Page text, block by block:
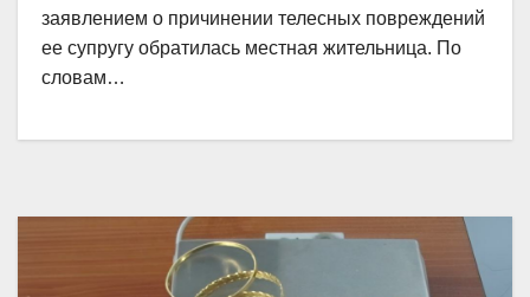
заявлением о причинении телесных повреждений
ее супругу обратилась местная жительница. По
словам…